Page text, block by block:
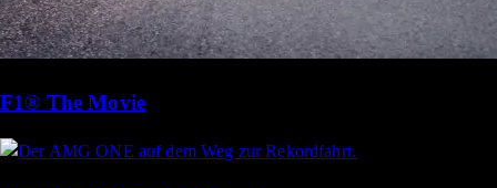
F1® The Movie